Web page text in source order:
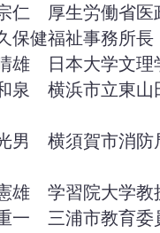
厚生労働省医政
保健福祉事務所長
日本大学文理
横浜市立東山田
横須賀市消防局
学習院大学教授
三浦市教育委員